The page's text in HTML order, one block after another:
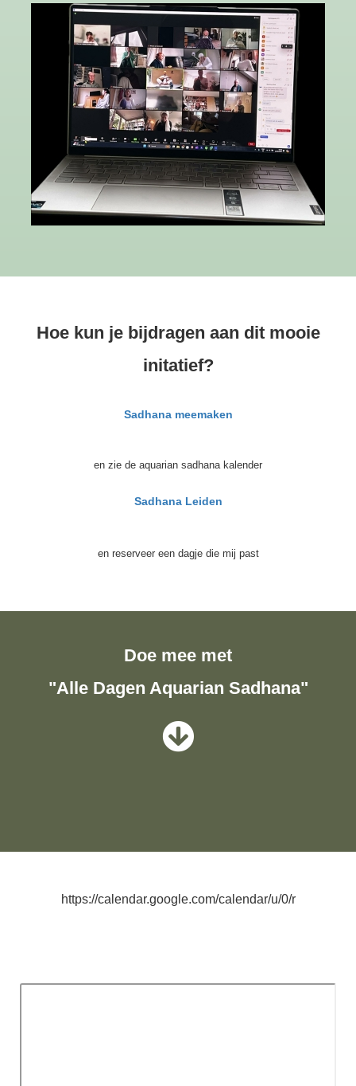
Hoe kun je bijdragen aan dit mooie
initatief?
Sadhana meemaken
en zie de aquarian sadhana kalender
Sadhana Leiden
en reserveer een dagje die mij past
Doe mee met
"Alle Dagen Aquarian Sadhana"
https://calendar.google.com/calendar/u/0/r